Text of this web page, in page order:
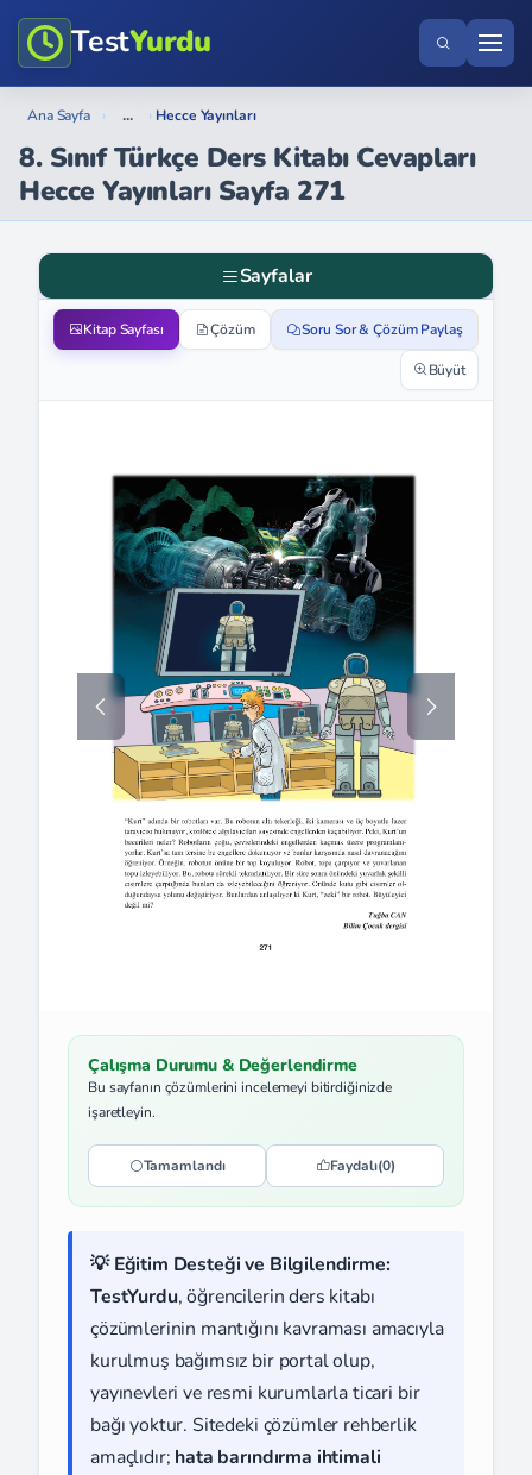
TestYurdu
Ana Sayfa › ... › Hecce Yayınları
8. Sınıf Türkçe Ders Kitabı Cevapları
Hecce Yayınları Sayfa 271
Sayfalar
Kitap Sayfası Çözüm Soru Sor & Çözüm Paylaş
Büyüt
Çalışma Durumu & Değerlendirme
Bu sayfanın çözümlerini incelemeyi bitirdiğinizde
işaretleyin.
Tamamlandı Faydalı(0)
💡 Eğitim Desteği ve Bilgilendirme:
TestYurdu, öğrencilerin ders kitabı
çözümlerinin mantığını kavraması amacıyla
kurulmuş bağımsız bir portal olup,
yayınevleri ve resmi kurumlarla ticari bir
bağı yoktur. Sitedeki çözümler rehberlik
amaçlıdır; hata barındırma ihtimali